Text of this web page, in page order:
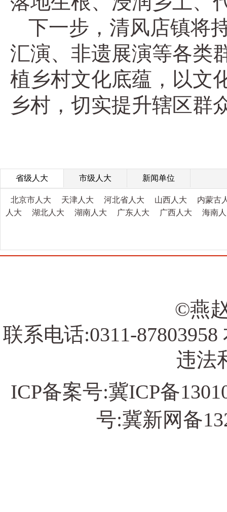
下一步，清风店镇将
汇演、非遗展演等各类
植乡村文化底蕴，以文
乡村，切实提升辖区群
省级人大 市级人大 新闻单位
北京市人大 天津人大 河北省人大 山西人大
内蒙古
人大
湖北人大 湖南人大 广东人大 广西人大 海南
©燕
联系电话:0311-
违法
ICP备案号:冀ICP备
号:冀新网备